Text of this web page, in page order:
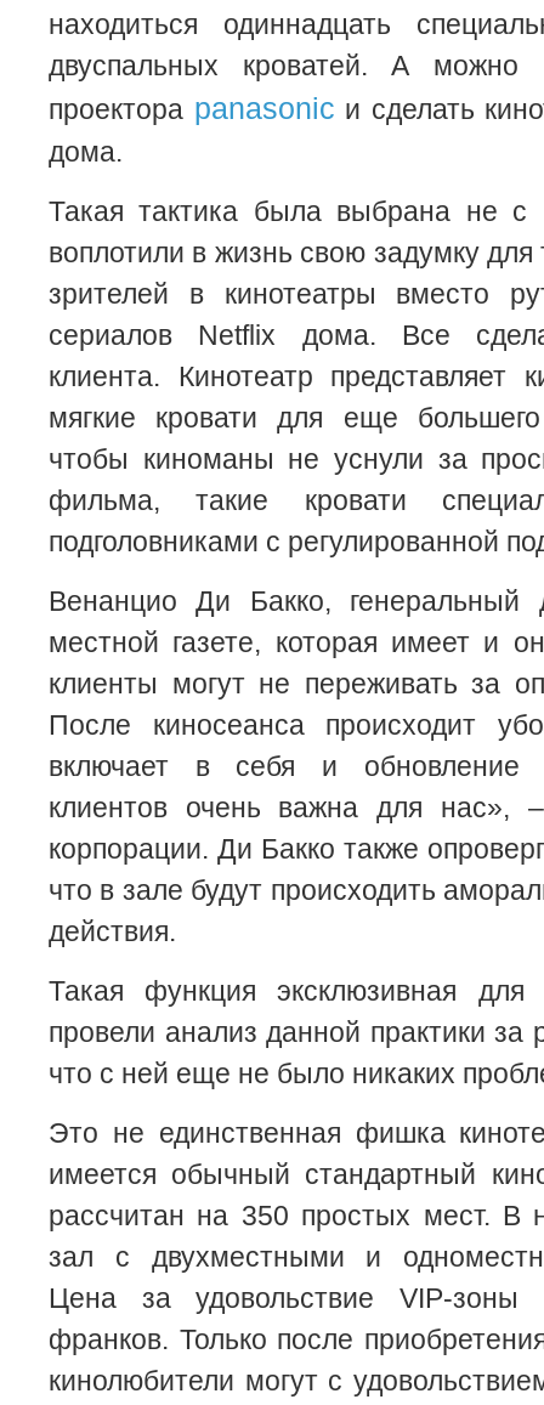
находиться одиннадцать
двуспальных кроватей. А можно
проектора panasonic и сделать
дома.
Такая тактика была выбрана не с
воплотили в жизнь свою задумку для
зрителей в кинотеатры вместо
сериалов Netflix дома. Все
клиента. Кинотеатр представляет
мягкие кровати для еще
чтобы киноманы не уснули за
фильма, такие кровати
подголовниками с регулированной
Венанцио Ди Бакко, генеральный
местной газете, которая имеет и
клиенты могут не переживать за
После киносеанса происходит
включает в себя и обновление
клиентов очень важна для нас»,
корпорации. Ди Бакко также
что в зале будут происходить
действия.
Такая функция эксклюзивная
провели анализ данной практики
что с ней еще не было никаких
Это не единственная фишка
имеется обычный стандартный
рассчитан на 350 простых мест. В
зал с двухместными и
Цена за удовольствие VIP-зоны
франков. Только после
кинолюбители могут с